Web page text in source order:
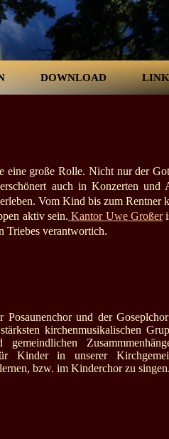
DOWNLOAD
eine große Rolle. Nicht nur der
auch in Konzerten und
Vom Kind bis zum Rentner
aktiv sein. Kantor Uwe Großer
Triebes verantwortich.
Posaunenchor und der
kirchenmusikalischen
Kinder in unserer
bzw. im Kinderchor zu singen.